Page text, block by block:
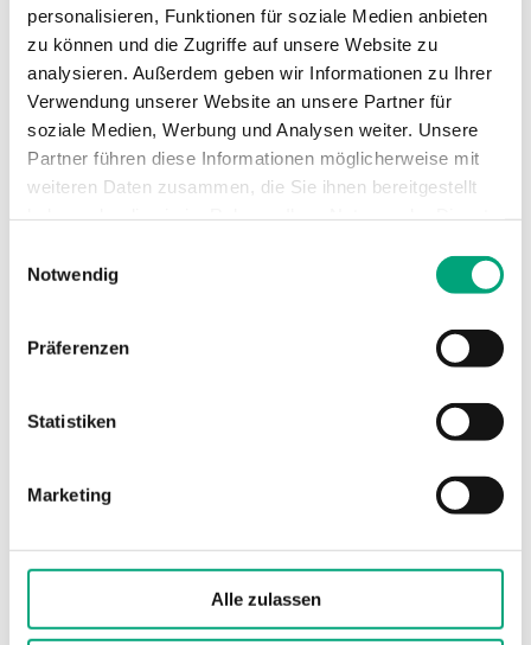
personalisieren, Funktionen für soziale Medien anbieten
zu können und die Zugriffe auf unsere Website zu
analysieren. Außerdem geben wir Informationen zu Ihrer
Verwendung unserer Website an unsere Partner für
soziale Medien, Werbung und Analysen weiter. Unsere
Partner führen diese Informationen möglicherweise mit
weiteren Daten zusammen, die Sie ihnen bereitgestellt
Notwendig
Präferenzen
Statistiken
Marketing
Alle zulassen
Medien
Luft, nicht
brennbare und
nicht aggressive
Gase
Dämpfung
(elektronisch)
0…600s
Kabelverschraubung
Klemmentyp Schraubklemme
Polycarbonat